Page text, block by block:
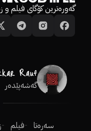
گەورەترین کۆگای فیلم و
گەشەپێدەر
سەرەتا فیلم